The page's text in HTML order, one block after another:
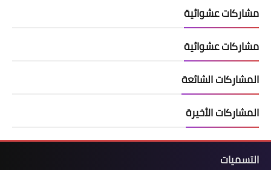
مشاركات عشوائية
مشاركات عشوائية
المشاركات الشائعة
المشاركات الأخيرة
التسميات